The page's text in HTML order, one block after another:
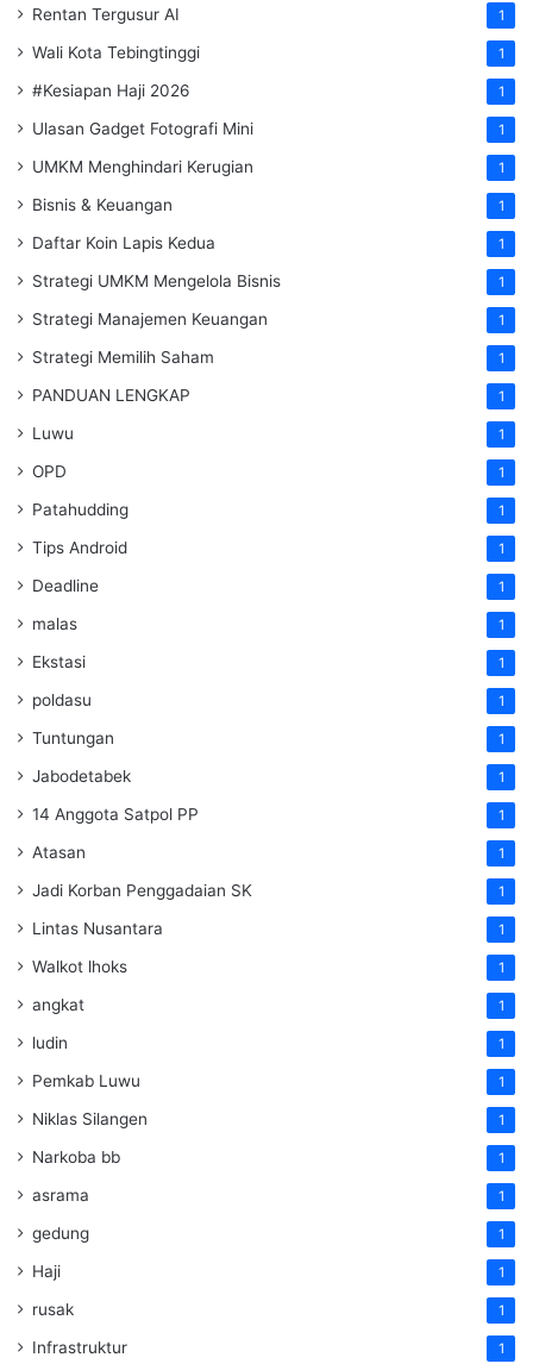
Rentan Tergusur AI 1
Wali Kota Tebingtinggi 1
#Kesiapan Haji 2026 1
Ulasan Gadget Fotografi Mini 1
UMKM Menghindari Kerugian 1
Bisnis & Keuangan 1
Daftar Koin Lapis Kedua 1
Strategi UMKM Mengelola Bisnis 1
Strategi Manajemen Keuangan 1
Strategi Memilih Saham 1
PANDUAN LENGKAP 1
Luwu 1
OPD 1
Patahudding 1
Tips Android 1
Deadline 1
malas 1
Ekstasi 1
poldasu 1
Tuntungan 1
Jabodetabek 1
14 Anggota Satpol PP 1
Atasan 1
Jadi Korban Penggadaian SK 1
Lintas Nusantara 1
Walkot lhoks 1
angkat 1
ludin 1
Pemkab Luwu 1
Niklas Silangen 1
Narkoba bb 1
asrama 1
gedung 1
Haji 1
rusak 1
Infrastruktur 1